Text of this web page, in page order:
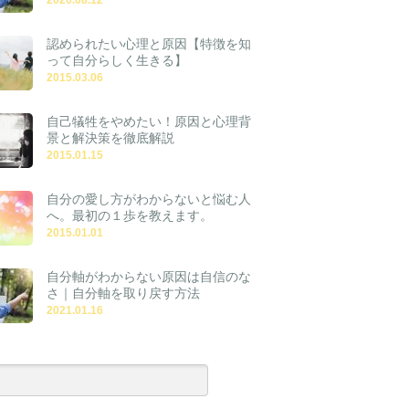
認められたい心理と原因【特徴を知
って自分らしく生きる】
2015.03.06
自己犠牲をやめたい！原因と心理背
景と解決策を徹底解説
2015.01.15
自分の愛し方がわからないと悩む人
へ。最初の１歩を教えます。
2015.01.01
自分軸がわからない原因は自信のな
さ｜自分軸を取り戻す方法
2021.01.16